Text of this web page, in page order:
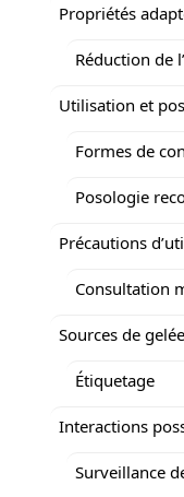
Propriétés
Réduction de
Utilisation et
Formes de
Posologie
Précautions
Consultation
Sources de
Étiquetage
Interactions
Surveillance